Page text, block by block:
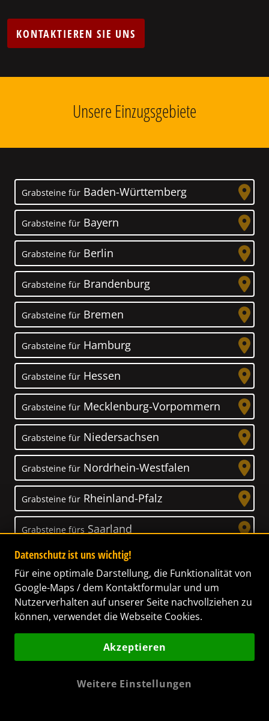
KONTAKTIEREN SIE UNS
Unsere Einzugsgebiete
Grabsteine für Baden-Württemberg
Grabsteine für Bayern
Grabsteine für Berlin
Grabsteine für Brandenburg
Grabsteine für Bremen
Grabsteine für Hamburg
Grabsteine für Hessen
Grabsteine für Mecklenburg-Vorpommern
Grabsteine für Niedersachsen
Grabsteine für Nordrhein-Westfalen
Grabsteine für Rheinland-Pfalz
Grabsteine fürs Saarland
Grabsteine für Sachsen
Grabsteine für Sachsen-Anhalt
Grabsteine fürSchleswig-Holstein
Thüringen
Datenschutz ist uns wichtig!
Für eine optimale Darstellung, die Funktionalität von
Google-Maps / dem Kontaktformular und um
Nutzerverhalten auf unserer Seite nachvollziehen zu
können, verwendet die Webseite Cookies.
Akzeptieren
Weitere Einstellungen